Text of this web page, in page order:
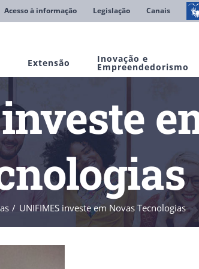
Acesso à informação Legislação Canais
Extensão Inovação e
Empreendedorismo
UNIFIMES investe em Novas Tecnologias